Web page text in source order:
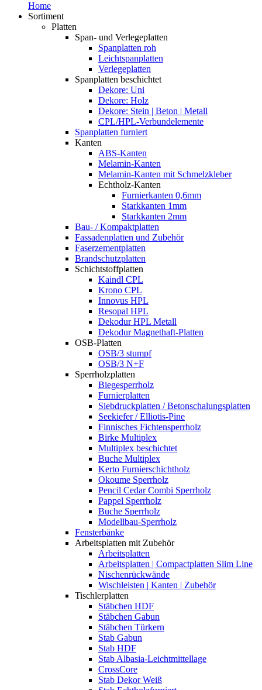
Home
Sortiment
Platten
Span- und Verlegeplatten
Spanplatten roh
Leichtspanplatten
Verlegeplatten
Spanplatten beschichtet
Dekore: Uni
Dekore: Holz
Dekore: Stein | Beton | Metall
CPL/HPL-Verbundelemente
Spanplatten furniert
Kanten
ABS-Kanten
Melamin-Kanten
Melamin-Kanten mit Schmelzkleber
Echtholz-Kanten
Furnierkanten 0,6mm
Starkkanten 1mm
Starkkanten 2mm
Bau- / Kompaktplatten
Fassadenplatten und Zubehör
Faserzementplatten
Brandschutzplatten
Schichtstoffplatten
Kaindl CPL
Krono CPL
Innovus HPL
Resopal HPL
Dekodur HPL Metall
Dekodur Magnethaft-Platten
OSB-Platten
OSB/3 stumpf
OSB/3 N+F
Sperrholzplatten
Biegesperrholz
Furnierplatten
Siebdruckplatten / Betonschalungsplatten
Seekiefer / Elliotis-Pine
Finnisches Fichtensperrholz
Birke Multiplex
Multiplex beschichtet
Buche Multiplex
Kerto Furnierschichtholz
Okoume Sperrholz
Pencil Cedar Combi Sperrholz
Pappel Sperrholz
Buche Sperrholz
Modellbau-Sperrholz
Fensterbänke
Arbeitsplatten mit Zubehör
Arbeitsplatten
Arbeitsplatten | Compactplatten Slim Line
Nischenrückwände
Wischleisten | Kanten | Zubehör
Tischlerplatten
Stäbchen HDF
Stäbchen Gabun
Stäbchen Türkern
Stab Gabun
Stab HDF
Stab Albasia-Leichtmittellage
CrossCore
Stab Dekor Weiß